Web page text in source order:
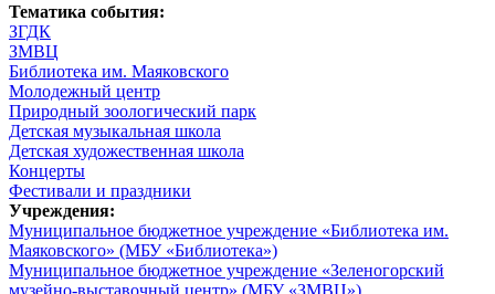
Тематика события:
ЗГДК
ЗМВЦ
Библиотека им. Маяковского
Молодежный центр
Природный зоологический парк
Детская музыкальная школа
Детская художественная школа
Концерты
Фестивали и праздники
Учреждения:
Муниципальное бюджетное учреждение «Библиотека им.
Маяковского» (МБУ «Библиотека»)
Муниципальное бюджетное учреждение «Зеленогорский
музейно-выставочный центр» (МБУ «ЗМВЦ»)